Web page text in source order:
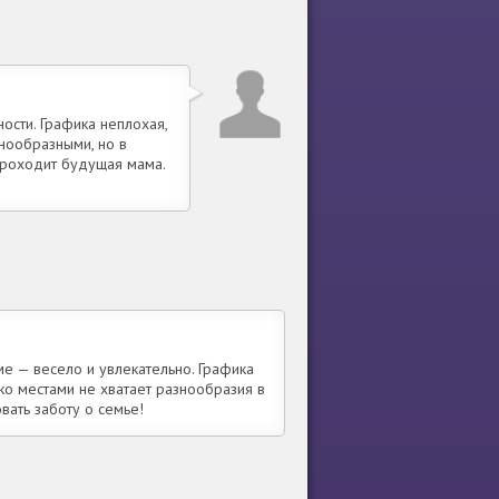
Графика неплохая,
но в
будущая мама.
— весело и увлекательно. Графика
местами не хватает разнообразия в
заботу о семье!